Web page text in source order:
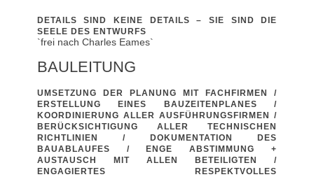
DETAILS SIND KEINE DETAILS – SIE SIND DIE
SEELE DES ENTWURFS
`frei nach Charles Eames`
BAULEITUNG
UMSETZUNG DER PLANUNG MIT FACHFIRMEN /
ERSTELLUNG EINES BAUZEITENPLANES /
KOORDINIERUNG ALLER AUSFÜHRUNGSFIRMEN /
BERÜCKSICHTIGUNG ALLER TECHNISCHEN
RICHTLINIEN / DOKUMENTATION DES
BAUABLAUFES / ENGE ABSTIMMUNG +
AUSTAUSCH MIT ALLEN BETEILIGTEN /
ENGAGIERTES RESPEKTVOLLES